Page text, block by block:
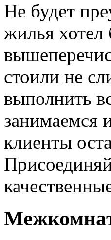
Не будет
жилья хотел
стоили не
выполнить
занимаемся
клиенты